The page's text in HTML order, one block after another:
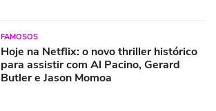
FAMOSOS
Hoje na Netflix: o novo thriller histórico
para assistir com Al Pacino, Gerard
Butler e Jason Momoa